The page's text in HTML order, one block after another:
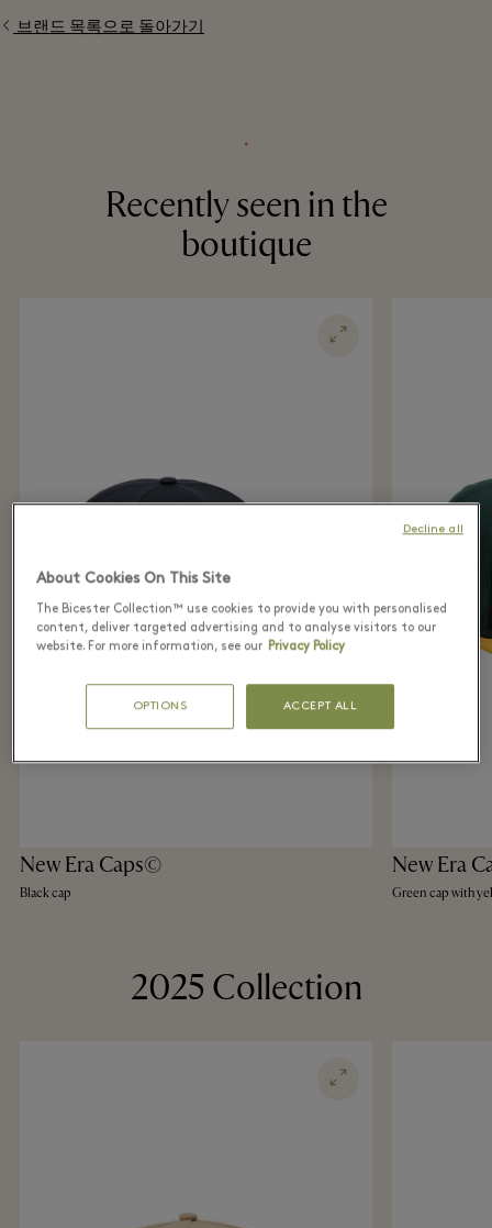
브랜드 목록으로 돌아가기
⬩
Recently seen in the
boutique
New Era Caps©
Black cap
New Era
Green cap with
2025 Collection
About Cookies On This Site
The Bicester Collection™ use cookies to provide you with personalised
content, deliver targeted advertising and to analyse visitors to our
website. For more information, see our Privacy Policy
OPTIONS ACCEPT ALL
Decline all